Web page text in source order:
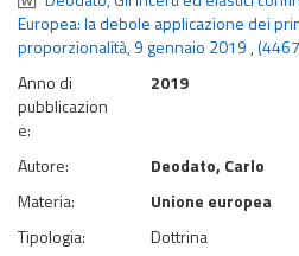
Europea: la debole applicazione dei
proporzionalità, 9 gennaio 2019 ,
Anno di
pubblicazion
e:
2019
Autore:
Deodato, Carlo
Materia:
Unione europea
Tipologia:
Dottrina